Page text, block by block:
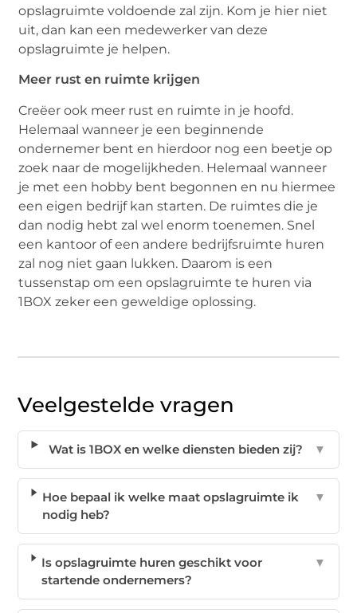
opslagruimte voldoende zal zijn. Kom je hier niet
uit, dan kan een medewerker van deze
opslagruimte je helpen.
Meer rust en ruimte krijgen
Creëer ook meer rust en ruimte in je hoofd.
Helemaal wanneer je een beginnende
ondernemer bent en hierdoor nog een beetje op
zoek naar de mogelijkheden. Helemaal wanneer
je met een hobby bent begonnen en nu hiermee
een eigen bedrijf kan starten. De ruimtes die je
dan nodig hebt zal wel enorm toenemen. Snel
een kantoor of een andere bedrijfsruimte huren
zal nog niet gaan lukken. Daarom is een
tussenstap om een opslagruimte te huren via
1BOX zeker een geweldige oplossing.
Veelgestelde vragen
Wat is 1BOX en welke diensten bieden zij? ▼
Hoe bepaal ik welke maat opslagruimte ik
nodig heb?
▼
Is opslagruimte huren geschikt voor
startende ondernemers?
▼